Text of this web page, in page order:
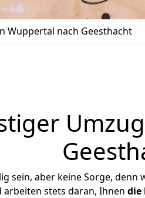
Wuppertal nach Geesthacht
sein, aber keine Sorge, denn
arbeiten stets daran, Ihnen die